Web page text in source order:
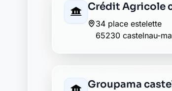
Crédit Agricole
34 place estelette
65230 castelnau-
Groupama